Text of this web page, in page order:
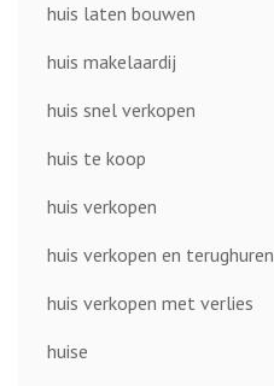
huis laten bouwen
huis makelaardij
huis snel verkopen
huis te koop
huis verkopen
huis verkopen en terughuren
huis verkopen met verlies
huise